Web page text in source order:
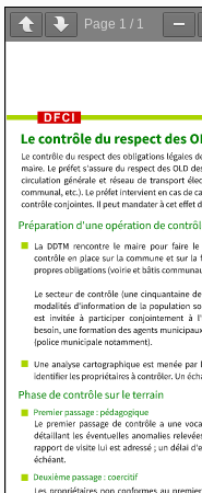
Page 1 / 1